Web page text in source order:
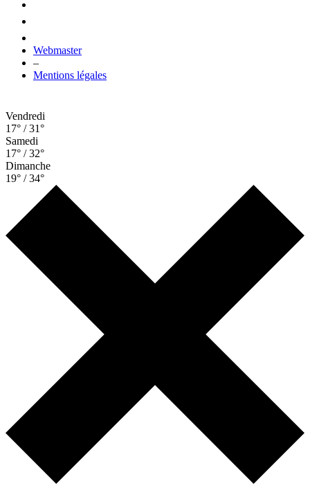
Webmaster
–
Mentions légales
Vendredi
17° / 31°
Samedi
17° / 32°
Dimanche
19° / 34°